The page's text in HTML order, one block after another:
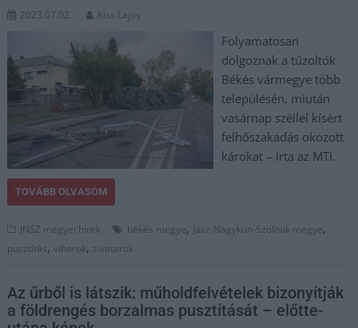
2023.07.02. Kiss Lajos
Folyamatosan
dolgoznak a tűzoltók
Békés vármegye több
településén, miután
vasárnap széllel kísért
felhőszakadás okozott
károkat – írta az MTI.
TOVÁBB OLVASOM
JNSZ megyei hírek békés megye, Jász-Nagykun-Szolnok megye,
pusztítás,viharok, zivatarok
Az űrből is látszik: műholdfelvételek bizonyítják
a földrengés borzalmas pusztítását – előtte-